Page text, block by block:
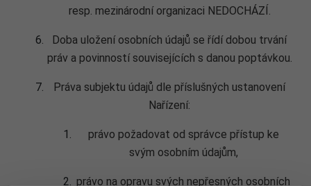
resp. mezinárodní organizaci NEDOCHÁZÍ.
Doba uložení osobních údajů se řídí dobou trvání
práv a povinností souvisejících s danou poptávkou.
Práva subjektu údajů dle příslušných ustanovení
Nařízení:
právo požadovat od správce přístup ke
svým osobním údajům,
právo na opravu svých nepřesných osobních